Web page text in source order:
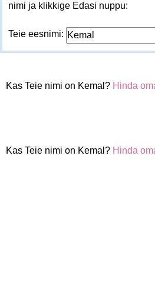
nimi ja klikkige Edasi nuppu:
Teie eesnimi:
Kas Teie nimi on Kemal? Hinda
Kas Teie nimi on Kemal? Hinda